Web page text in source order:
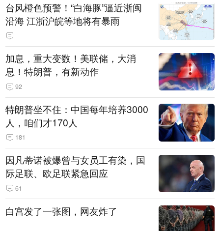
台风橙色预警！“白海豚”逼近浙闽
沿海 江浙沪皖等地将有暴雨
加息，重大变数！美联储，大消
息！特朗普，有新动作
92
特朗普坐不住：中国每年培养3000
人，咱们才170人
181
因凡蒂诺被爆曾与女员工有染，国
际足联、欧足联紧急回应
61
白宫发了一张图，网友炸了